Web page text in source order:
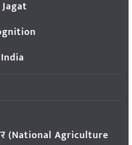
(National Agriculture